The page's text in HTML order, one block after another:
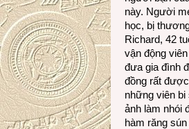
này. Người
học, bị
Richard, 42
vận động
đưa gia đình
đồng rất
những viên
ảnh làm nhói
hàm răng